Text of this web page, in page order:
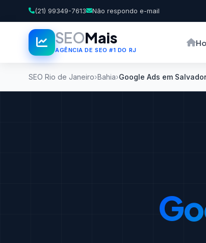
(21) 99349-7613 Não respondo e-mail
SEOMais
AGÊNCIA DE SEO #1 DO RJ
SEO Rio de Janeiro Bahia Google Ads em Salvador